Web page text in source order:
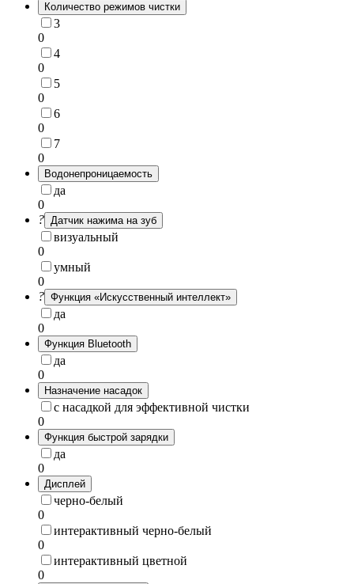
Количество режимов чистки
3
0
4
0
5
0
6
0
7
0
Водонепроницаемость
да
0
? Датчик нажима на зуб
визуальный
0
умный
0
? Функция «Искусственный интеллект»
да
0
Функция Bluetooth
да
0
Назначение насадок
с насадкой для эффективной чистки
0
Функция быстрой зарядки
да
0
Дисплей
черно-белый
0
интерактивный черно-белый
0
интерактивный цветной
0